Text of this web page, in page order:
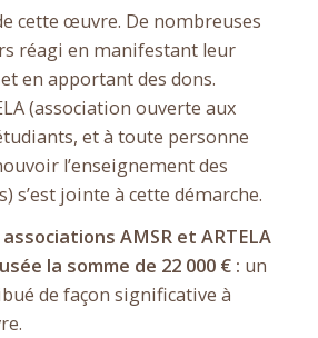
cette œuvre. De nombreuses
réagi en manifestant leur
en apportant des dons.
(association ouverte aux
et à toute personne
l’enseignement des
s’est jointe à cette démarche.
AMSR et ARTELA
la somme de 22 000 € : un
de façon significative à